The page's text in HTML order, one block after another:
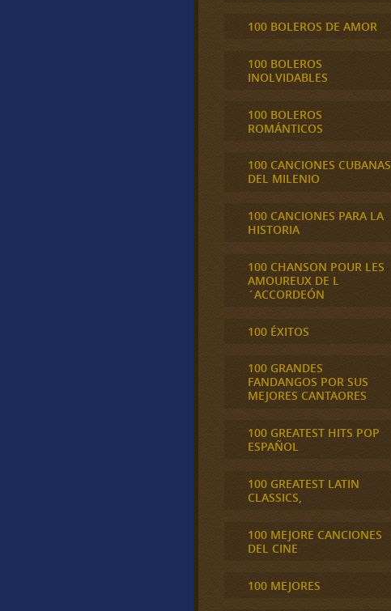
100 BOLEROS DE AMOR
100 BOLEROS
INOLVIDABLES
100 BOLEROS
ROMÁNTICOS
100 CANCIONES CUBANAS
DEL MILENIO
100 CANCIONES PARA LA
HISTORIA
100 CHANSON POUR LES
AMOUREUX DE L
´ACCORDEÓN
100 ÉXITOS
100 GRANDES
FANDANGOS POR SUS
MEJORES CANTAORES
100 GREATEST HITS POP
ESPAÑOL
100 GREATEST LATIN
CLASSICS,
100 MEJORE CANCIONES
DEL CINE
100 MEJORES